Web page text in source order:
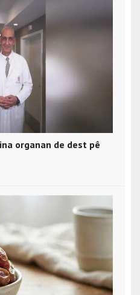
organan de dest pê